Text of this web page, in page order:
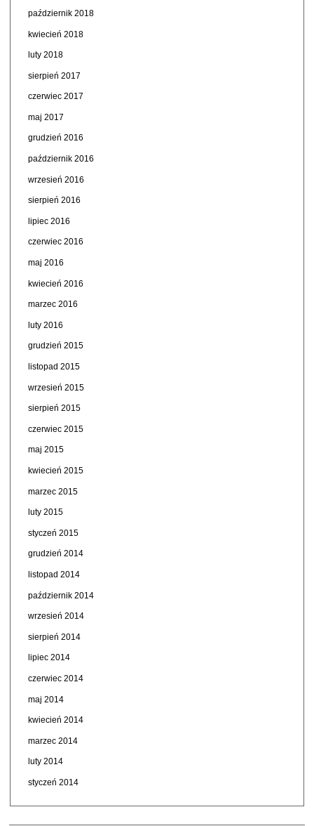
październik 2018
kwiecień 2018
luty 2018
sierpień 2017
czerwiec 2017
maj 2017
grudzień 2016
październik 2016
wrzesień 2016
sierpień 2016
lipiec 2016
czerwiec 2016
maj 2016
kwiecień 2016
marzec 2016
luty 2016
grudzień 2015
listopad 2015
wrzesień 2015
sierpień 2015
czerwiec 2015
maj 2015
kwiecień 2015
marzec 2015
luty 2015
styczeń 2015
grudzień 2014
listopad 2014
październik 2014
wrzesień 2014
sierpień 2014
lipiec 2014
czerwiec 2014
maj 2014
kwiecień 2014
marzec 2014
luty 2014
styczeń 2014